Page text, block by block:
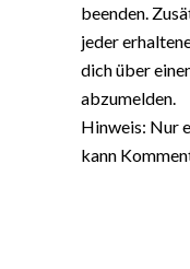
beenden.
jeder
dich über
abzumelden.
Hinweis: Nur
kann